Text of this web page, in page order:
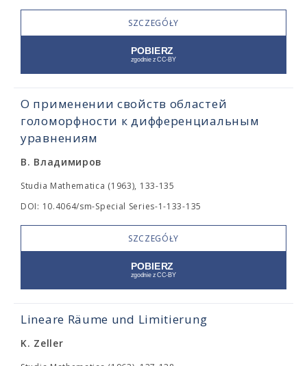
SZCZEGÓŁY
О применении свойств областей
голоморфности к дифференциальным
уравнениям
В. Владимиров
Studia Mathematica (1963), 133-135
DOI: 10.4064/sm-Special Series-1-133-135
SZCZEGÓŁY
Lineare Räume und Limitierung
K. Zeller